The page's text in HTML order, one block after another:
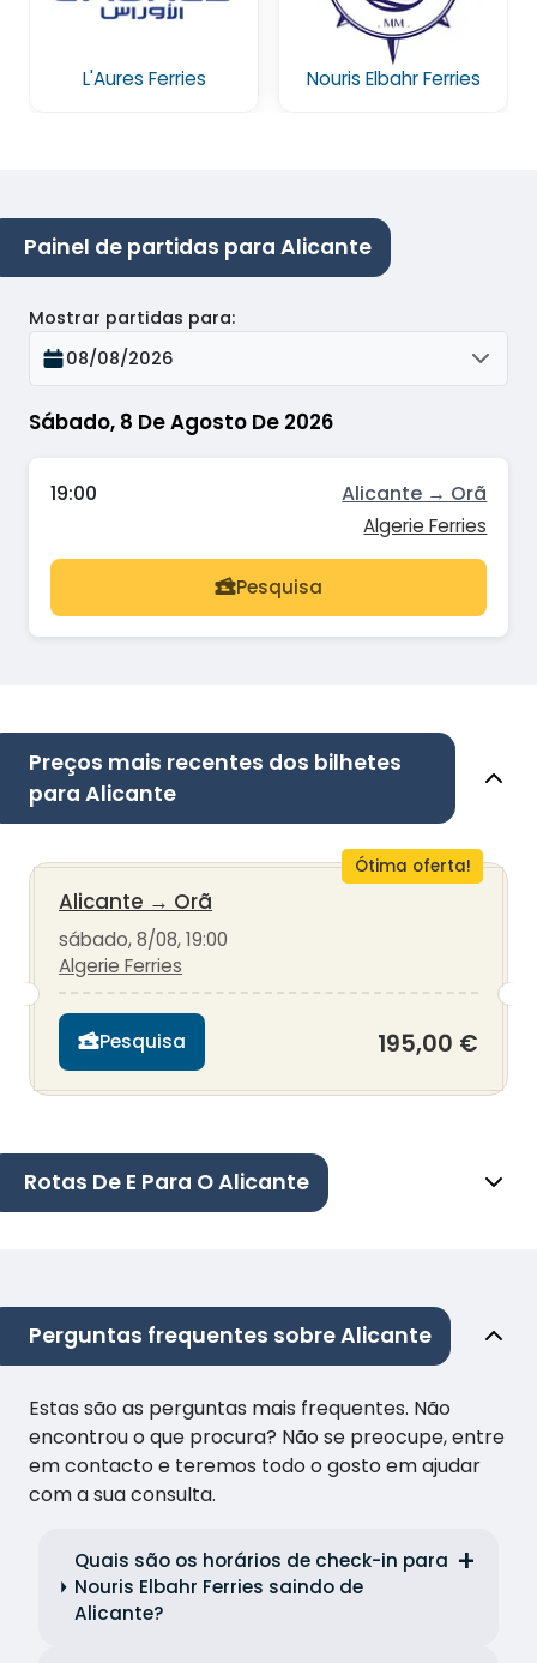
L'Aures Ferries Nouris Elbahr Ferries
Painel de partidas para Alicante
Sábado, 8 De Agosto De 2026
Mostrar partidas para:
08/08/2026
19:00 Alicante → Orã
Algerie Ferries
Pesquisa
Preços mais recentes dos bilhetes
para Alicante
Ótima oferta!
Alicante → Orã
sábado, 8/08, 19:00
Algerie Ferries
Pesquisa 195,00 €
Rotas De E Para O Alicante
Perguntas frequentes sobre Alicante
Estas são as perguntas mais frequentes. Não
encontrou o que procura? Não se preocupe, entre
em contacto e teremos todo o gosto em ajudar
com a sua consulta.
Quais são os horários de check-in para
Nouris Elbahr Ferries saindo de
Alicante?